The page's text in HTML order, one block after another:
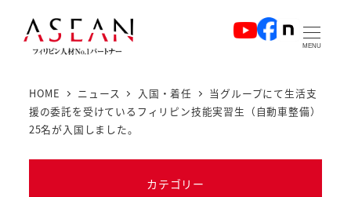
MENU
HOME ニュース 入国・着任
当グループにて生活支
援の委託を受けているフィリピン技能実習生（自動車整備）
25名が入国しました。
カテゴリー